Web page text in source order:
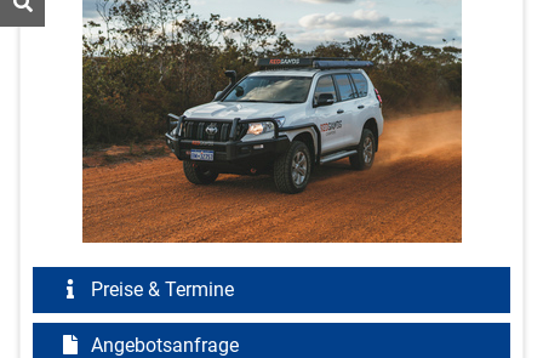
Preise & Termine
Angebotsanfrage